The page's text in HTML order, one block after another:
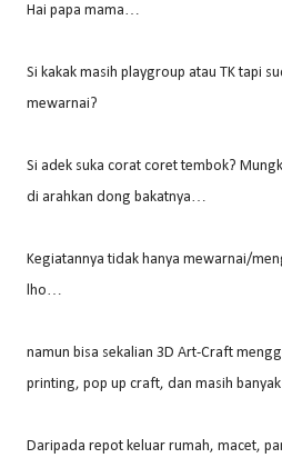
Hai papa mama…
Si kakak masih playgroup atau TK tapi
mewarnai?
Si adek suka corat coret tembok?
di arahkan dong bakatnya…
Kegiatannya tidak hanya mewarnai/
lho…
namun bisa sekalian 3D Art-Craft
printing, pop up craft, dan masih
Daripada repot keluar rumah, macet,